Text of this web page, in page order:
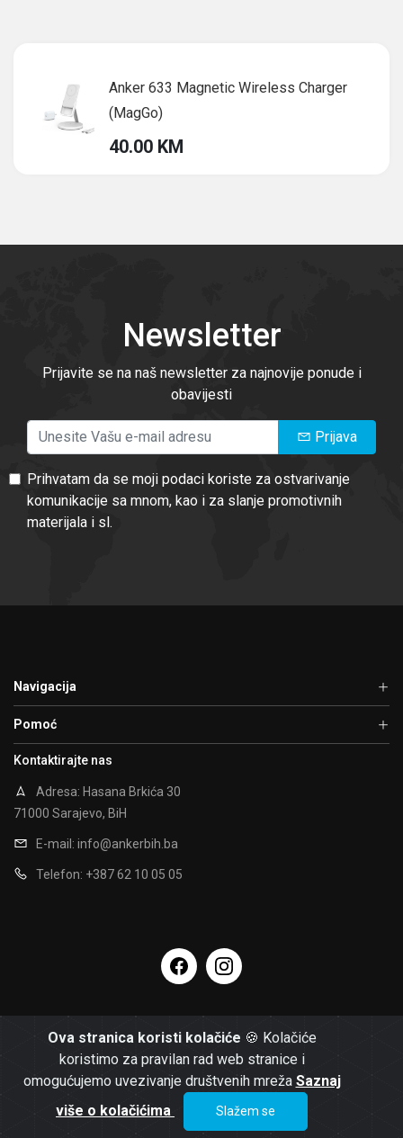
Ova stranica koristi kolačiće 🍪 Kolačiće
koristimo za pravilan rad web stranice i
omogućujemo uvezivanje društvenih mreža Saznaj
više o kolačićima
Slažem se
Anker 633 Magnetic Wireless Charger
(MagGo)
40.00 KM
Newsletter
Prijavite se na naš newsletter za najnovije ponude i
obavijesti
Prijava
Prihvatam da se moji podaci koriste za ostvarivanje
komunikacije sa mnom, kao i za slanje promotivnih
materijala i sl.
Navigacija
Pomoć
Kontaktirajte nas
Adresa: Hasana Brkića 30
71000 Sarajevo, BiH
E-mail: info@ankerbih.ba
Telefon: +387 62 10 05 05